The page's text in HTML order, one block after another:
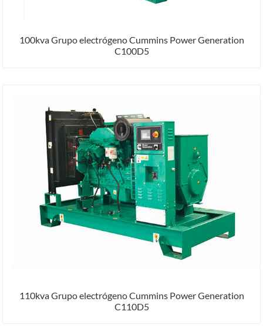
100kva Grupo electrógeno Cummins Power Generation
C100D5
110kva Grupo electrógeno Cummins Power Generation
C110D5